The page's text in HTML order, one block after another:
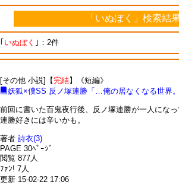
「いぬぼく」検索結
｢ いぬぼく ｣：2件
[その他 小説]【完結】《短編》
妖狐×僕SS 反ノ塚連勝「…俺の居なくなる世界。
前回に書いた百鬼夜行後、反ノ塚連勝が一人になっ
連勝好きには辛いかも。
著者 詩衣(3)
PAGE 30ﾍﾟｰｼﾞ
閲覧 877人
ﾌｧﾝ! 7人
更新 15-02-22 17:06